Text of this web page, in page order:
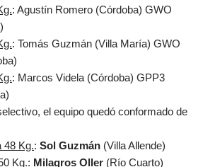
: Agustín Romero (Córdoba) GWO
: Tomás Guzmán (Villa María) GWO
: Marcos Videla (Córdoba) GPP3
el equipo quedó conformado de
48 Kg.: Sol Guzmán (Villa Allende)
Kg.: Milagros Oller (Río Cuarto)